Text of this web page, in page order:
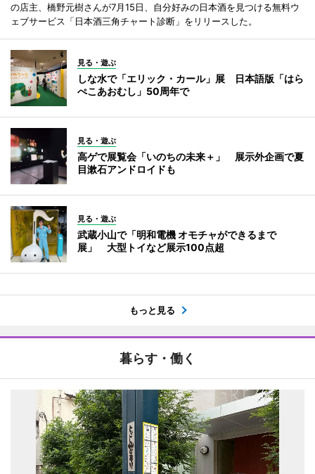
の店主、橋野元樹さんが7月15日、自分好みの日本酒を見つける無料ウ
ェブサービス「日本酒三角チャート診断」をリリースした。
見る・遊ぶ
しな水で「エリック・カール」展 日本語版「はら
ぺこあおむし」50周年で
見る・遊ぶ
高ゲで展覧会「いのちの未来＋」 展示外企画で夏
目漱石アンドロイドも
見る・遊ぶ
武蔵小山で「明和電機 オモチャができるまで
展」 大型トイなど展示100点超
もっと見る
暮らす・働く